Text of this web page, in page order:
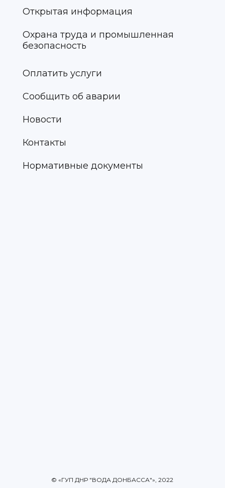
Открытая информация
Охрана труда и промышленная
безопасность
Оплатить услуги
Сообщить об аварии
Новости
Контакты
Нормативные документы
© «ГУП ДНР "ВОДА ДОНБАССА"», 2022